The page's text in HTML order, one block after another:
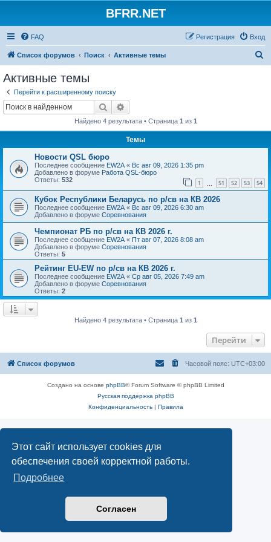
Этот сайт использует cookies для
обеспечения своей корректной работы.
Подробнее
Согласен
BFRR.NET
FAQ Вход
Регистрация
Список форумов Поиск Активные темы
Активные темы
Перейти к расширенному поиску
Поиск
Найдено 4 результата • Страница 1 из 1
Темы
Новости QSL бюро
Последнее сообщение EW2A « Вс авг 09, 2026 1:35 pm
Добавлено в форуме Работа QSL-бюро
Ответы: 532 1 51 52 53 54
Кубок Республики Беларусь по р/св на КВ 2026
Последнее сообщение EW2A « Вс авг 09, 2026 6:30 am
Добавлено в форуме Соревнования
Чемпионат РБ по р/св на КВ 2026 г.
Последнее сообщение EW2A « Пт авг 07, 2026 8:08 am
Добавлено в форуме Соревнования
Ответы: 5
Рейтинг EU-EW по р/св на КВ 2026 г.
Последнее сообщение EW2A « Ср авг 05, 2026 7:49 am
Добавлено в форуме Соревнования
Ответы: 2
Найдено 4 результата • Страница 1 из 1
Перейти
Список форумов Часовой пояс: UTC+03:00
Создано на основе phpBB® Forum Software © phpBB Limited
Русская поддержка phpBB
Конфиденциальность| Правила